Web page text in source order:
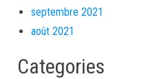
septembre 2021
août 2021
Categories